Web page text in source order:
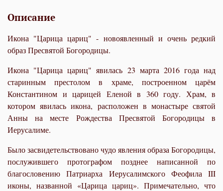
Описание
Икона "Царица цариц" - новоявленный и очень редкий
образ Пресвятой Богородицы.
Икона "Царица цариц" явилась 23 марта 2016 года над
старинным престолом в храме, построенном царём
Константином и царицей Еленой в 360 году. Храм, в
котором явилась икона, расположен в монастыре святой
Анны на месте Рождества Пресвятой Богородицы в
Иерусалиме.
Было засвидетельствовано чудо явления образа Богородицы,
послужившего протографом позднее написанной по
благословению Патриарха Иерусалимского Феофила III
иконы, названной «Царица цариц». Примечательно, что